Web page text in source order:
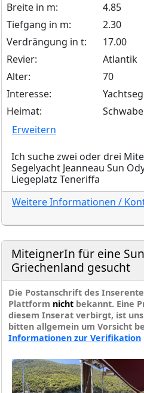
Breite in m:
4.85
Tiefgang in m:
2.30
Verdrängung in t:
17.00
Revier:
Atlantik
Alter:
70
Interesse:
Heimat:
Erweitern
Ich suche zwei oder drei
Segelyacht Jeanneau Sun
Liegeplatz Teneriffa
Weitere Informationen /
MiteignerIn für eine
Griechenland gesucht
Die Postanschrift des
Plattform nicht bekannt. Eine
diesem Inserat verbirgt, ist
bitten allgemein um Vorsicht
Informationen zur Verifikation